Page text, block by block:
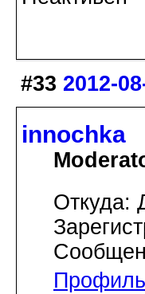
#33 2012-
innochka
Откуда:
Профиль